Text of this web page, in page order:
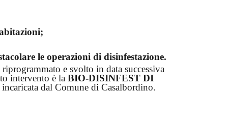
le operazioni di disinfestazione.
e svolto in data successiva
intervento è laBIO-DISINFEST DI
dal Comune di Casalbordino.